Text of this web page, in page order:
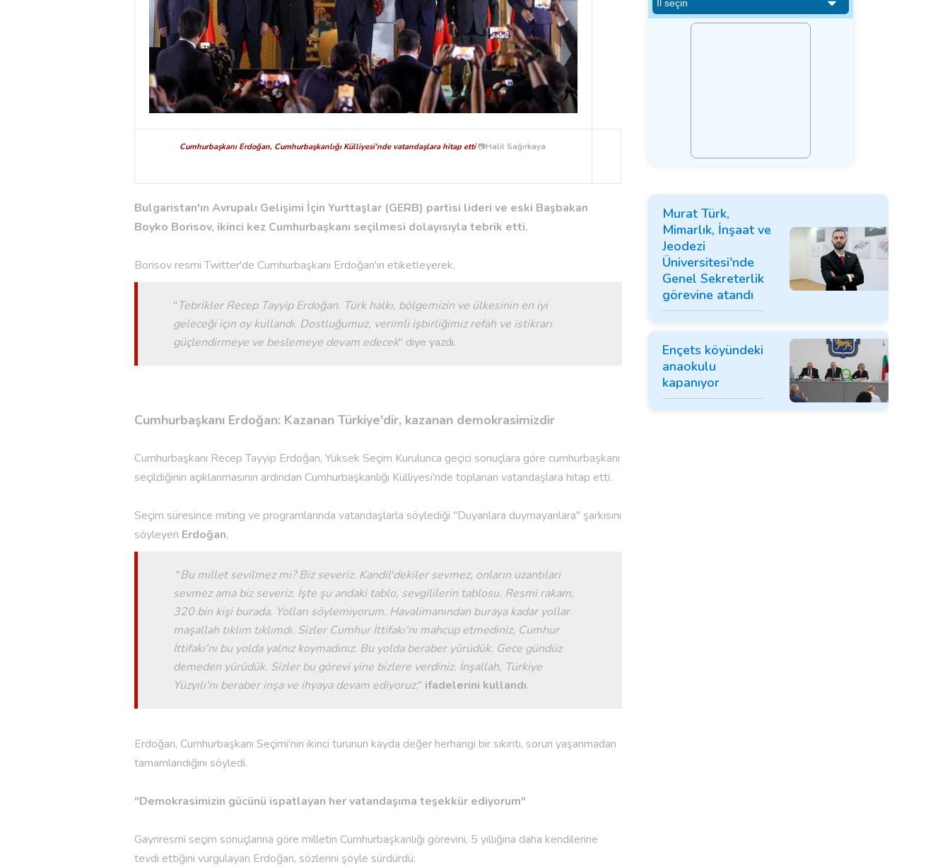
Cumhurbaşkanı Erdoğan, Cumhurbaşkanlığı Külliyesi'nde vatandaşlara hitap etti📷Halil Sağırkaya
Bulgaristan'ın Avrupalı Gelişimi İçin Yurttaşlar (GERB) partisi lideri ve eski Başbakan
Boyko Borisov, ikinci kez Cumhurbaşkanı seçilmesi dolayısıyla tebrik etti.
Borisov resmi Twitter'de Cumhurbaşkanı Erdoğan'ın etiketleyerek,
''Tebrikler Recep Tayyip Erdoğan. Türk halkı, bölgemizin ve ülkesinin en iyi
geleceği için oy kullandı. Dostluğumuz, verimli işbirliğimiz refah ve istikrarı
güçlendirmeye ve beslemeye devam edecek'' diye yazdı.
Cumhurbaşkanı Erdoğan: Kazanan Türkiye'dir, kazanan demokrasimizdir
Cumhurbaşkanı Recep Tayyip Erdoğan, Yüksek Seçim Kurulunca geçici sonuçlara göre cumhurbaşkanı
seçildiğinin açıklanmasının ardından Cumhurbaşkanlığı Külliyesi'nde toplanan vatandaşlara hitap etti.
Seçim süresince miting ve programlarında vatandaşlarla söylediği "Duyanlara duymayanlara" şarkısını
söyleyen Erdoğan,
"Bu millet sevilmez mi? Biz severiz. Kandil'dekiler sevmez, onların uzantıları
sevmez ama biz severiz. İşte şu andaki tablo, sevgililerin tablosu. Resmi rakam,
320 bin kişi burada. Yolları söylemiyorum. Havalimanından buraya kadar yollar
maşallah tıklım tıklımdı. Sizler Cumhur İttifakı'nı mahcup etmediniz, Cumhur
İttifakı'nı bu yolda yalnız koymadınız. Bu yolda beraber yürüdük. Gece gündüz
demeden yürüdük. Sizler bu görevi yine bizlere verdiniz. İnşallah, Türkiye
Yüzyılı'nı beraber inşa ve ihyaya devam ediyoruz." ifadelerini kullandı.
Erdoğan, Cumhurbaşkanı Seçimi'nin ikinci turunun kayda değer herhangi bir sıkıntı, sorun yaşanmadan
tamamlandığını söyledi.
"Demokrasimizin gücünü ispatlayan her vatandaşıma teşekkür ediyorum"
Gayriresmi seçim sonuçlarına göre milletin Cumhurbaşkanlığı görevini, 5 yıllığına daha kendilerine
tevdi ettiğini vurgulayan Erdoğan, sözlerini şöyle sürdürdü:
Murat Türk,
Mimarlık, İnşaat ve
Jeodezi
Üniversitesi'nde
Genel Sekreterlik
görevine atandı
Ençets köyündeki
anaokulu
kapanıyor